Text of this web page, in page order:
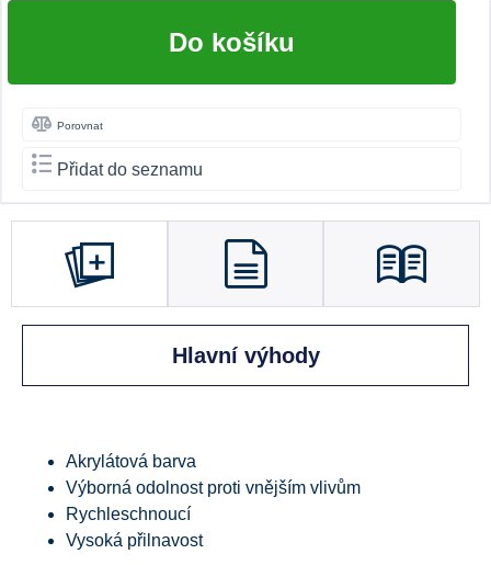
Do košíku
Porovnat
Přidat do seznamu
Hlavní výhody
Akrylátová barva
Výborná odolnost proti vnějším vlivům
Rychleschnoucí
Vysoká přilnavost